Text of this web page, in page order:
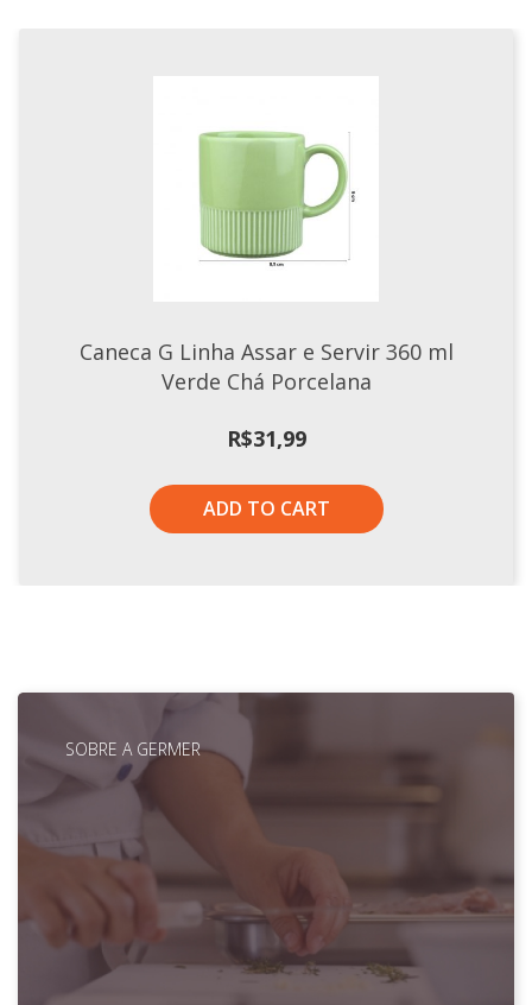
Caneca G Linha Assar e Servir 360 ml
Verde Chá Porcelana
R$31,99
ADD TO CART
SOBRE A GERMER